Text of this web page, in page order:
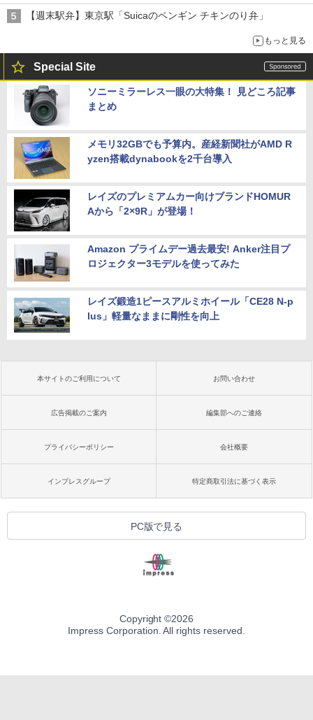
【週末駅弁】東京駅「Suicaのペンギン チキンのり弁」
もっと見る
Special Site
ソニーミラーレス一眼の大特集！ 見どころ記事
まとめ
メモリ32GBでも予算内。産経新聞社がAMD R
yzen搭載dynabookを2千台導入
レイズのプレミアムカー向けブランドHOMUR
Aから「2×9R」が登場！
Amazon プライムデー過去最安! Anker注目プ
ロジェクター3モデルを使ってみた
レイズ鍛造1ピースアルミホイール「CE28 N-p
lus」軽量なままに剛性を向上
本サイトのご利用について お問い合わせ
広告掲載のご案内 編集部へのご連絡
プライバシーポリシー 会社概要
インプレスグループ 特定商取引法に基づく表示
PC版で見る
Copyright ©2026
Impress Corporation. All rights reserved.